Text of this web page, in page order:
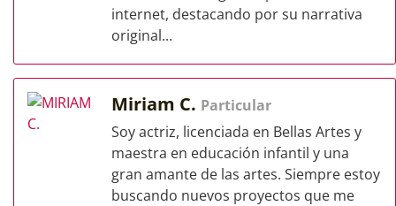
internet, destacando por su narrativa
original...
Miriam C. Particular
Soy actriz, licenciada en Bellas Artes y
maestra en educación infantil y una
gran amante de las artes. Siempre estoy
buscando nuevos proyectos que me